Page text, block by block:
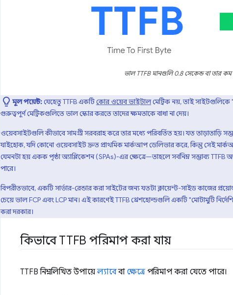
ভাল TTFB মানগুলি 0.8 সেকেন্ড বা তার
মূল পয়েন্ট:যেহেতু TTFB একটিকোর ওয়েব ভাইটালমেট্রিক নয়, তাই সাইটগুলিকে
গুরুত্বপূর্ণ মেট্রিকগুলিতে ভাল স্কোর করতে তাদের ক্ষমতাকে বাধা না দেয়।
ওয়েবসাইটগুলি কীভাবে সামগ্রী সরবরাহ করে তার মধ্যে পরিবর্তিত হয়। যত তাড়াতাড়ি
যাইহোক, যদি কোনো ওয়েবসাইট দ্রুত প্রাথমিক মার্কআপ ডেলিভার করে, কিন্তু সেই
যেমনটা হয় একক পৃষ্ঠা অ্যাপ্লিকেশন (SPAs)-এর ক্ষেত্রে—তাহলে সর্বনিম্ন সম্ভাব্য TTFB
পারে।
বিপরীতভাবে, একটি সার্ভার-রেন্ডার করা সাইটের জন্য যতটা ক্লায়েন্ট-সাইড কাজের
চেয়ে ভাল FCP এবং LCP মান। এই কারণেই TTFB থ্রেশহোল্ডগুলি একটি "মোটামুটি
করা দরকার।
কিভাবে TTFB পরিমাপ করা যায়
TTFB নিম্নলিখিত উপায়েল্যাবেবা ক্ষেত্রে পরিমাপ করা যেতে পারে।